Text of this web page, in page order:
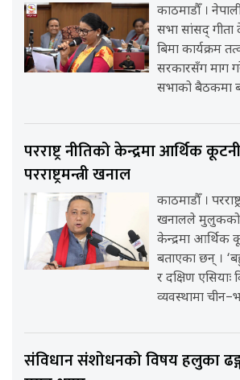
काठमाडौँ ।
सभा सांसद् गीता
बिमा कार्यक्रम
सरकारसँग माग
सभाको बैठकमा
परराष्ट्र नीतिको केन्द्रमा आर्थिक
परराष्ट्रमन्त्री खनाल
काठमाडौँ ।
खनालले मुलुकको
केन्द्रमा आर्थिक
बताएका छन् ।
र दक्षिण एसियाः
व्यवस्थामा
संविधान संशोधनको विषय हलुका